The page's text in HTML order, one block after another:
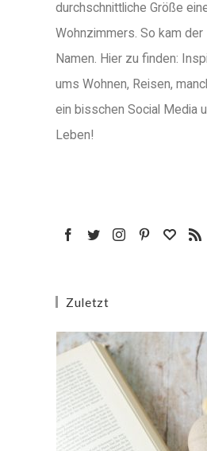
durchschnittliche Größe
Wohnzimmers. So kam
Namen. Hier zu finden:
ums Wohnen, Reisen,
ein bisschen Social Media
Leben!
Zuletzt